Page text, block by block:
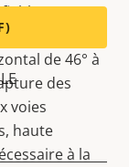
un
à focale
de 46° à
des
voies
haute
à la